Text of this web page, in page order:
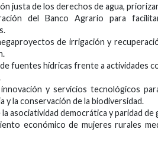
justa de los derechos de agua,
del Banco Agrario para
de irrigación y
fuentes hídricas frente a actividades
y servicios tecnológicos
y la conservación de la biodiversidad.
asociatividad democrática y paridad
económico de mujeres rurales